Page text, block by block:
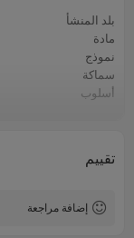
بلد المنشأ
مادة
نموذج
سماكة
أسلوب
تقييم
إضافة مراجعة